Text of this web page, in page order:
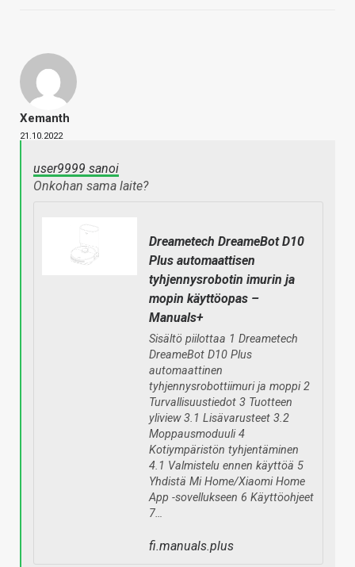
Xemanth
21.10.2022
user9999 sanoi
Onkohan sama laite?
Dreametech DreameBot D10
Plus automaattisen
tyhjennysrobotin imurin ja
mopin käyttöopas –
Manuals+
Sisältö piilottaa 1 Dreametech
DreameBot D10 Plus
automaattinen
tyhjennysrobottiimuri ja moppi 2
Turvallisuustiedot 3 Tuotteen
yliview 3.1 Lisävarusteet 3.2
Moppausmoduuli 4
Kotiympäristön tyhjentäminen
4.1 Valmistelu ennen käyttöä 5
Yhdistä Mi Home/Xiaomi Home
App -sovellukseen 6 Käyttöohjeet
7…
fi.manuals.plus